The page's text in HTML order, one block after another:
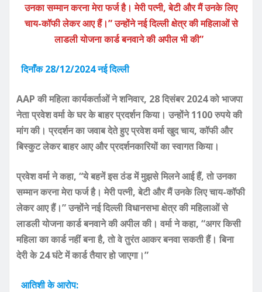
उनका सम्मान करना मेरा फर्ज है। मेरी पत्नी, बेटी और मैं उनके लिए
चाय-कॉफी लेकर आए हैं।” उन्होंने नई दिल्ली क्षेत्र की महिलाओं से
लाडली योजना कार्ड बनवाने की अपील भी की”
दिनाँक 28/12/2024 नई दिल्ली
AAP की महिला कार्यकर्ताओं ने शनिवार, 28 दिसंबर 2024 को भाजपा
नेता प्रवेश वर्मा के घर के बाहर प्रदर्शन किया। उन्होंने 1100 रुपये की
मांग की। प्रदर्शन का जवाब देते हुए प्रवेश वर्मा खुद चाय, कॉफी और
बिस्कुट लेकर बाहर आए और प्रदर्शनकारियों का स्वागत किया।
प्रवेश वर्मा ने कहा, “ये बहनें इस ठंड में मुझसे मिलने आई हैं, तो उनका
सम्मान करना मेरा फर्ज है। मेरी पत्नी, बेटी और मैं उनके लिए चाय-कॉफी
लेकर आए हैं।” उन्होंने नई दिल्ली विधानसभा क्षेत्र की महिलाओं से
लाडली योजना कार्ड बनवाने की अपील की। वर्मा ने कहा, “अगर किसी
महिला का कार्ड नहीं बना है, तो वे तुरंत आकर बनवा सकती हैं। बिना
देरी के 24 घंटे में कार्ड तैयार हो जाएगा।”
आतिशी के आरोप: